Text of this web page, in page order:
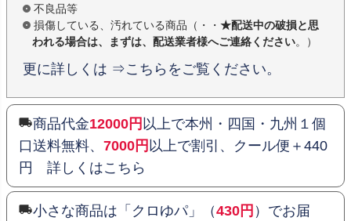
不良品等
損傷している、汚れている商品（・・ ★配送中の破損と思
われる場合は、まずは、配送業者様へご連絡ください。）
更に詳しくは ⇒こちらをご覧ください。
商品代金12000円 以上で本州・四国・九州１個
口送料無料、 7000円 以上で割引、クール便＋440
円 詳しくはこちら
小さな商品は「クロゆパ」（430円 ）でお届